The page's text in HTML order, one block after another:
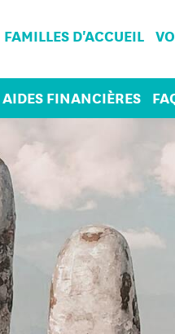
FAMILLES D'ACCUEIL
AIDES FINANCIÈRES